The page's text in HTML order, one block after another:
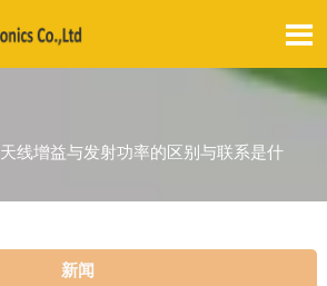

天线增益与发射功率的区别与联系是什
新闻